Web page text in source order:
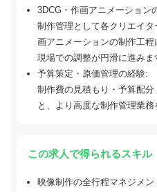
3DCG・作画アニメーション
制作管理として各クリエイ
画アニメーションの制作工
現場での調整が円滑に進みま
予算策定・原価管理の経験:
制作費の見積もり・予算配
と、より高度な制作管理業務
この求人で得られるスキル
映像制作の全行程マネジメン